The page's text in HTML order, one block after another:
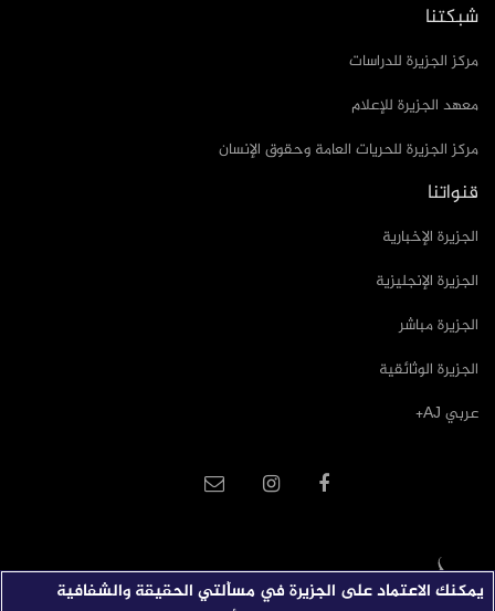
شبكتنا
مركز الجزيرة للدراسات
معهد الجزيرة للإعلام
مركز الجزيرة للحريات العامة وحقوق الإنسان
قنواتنا
الجزيرة الإخبارية
الجزيرة الإنجليزية
الجزيرة مباشر
الجزيرة الوثائقية
عربي AJ+
يمكنك الاعتماد على الجزيرة في مسألتي الحقيقة والشفافية